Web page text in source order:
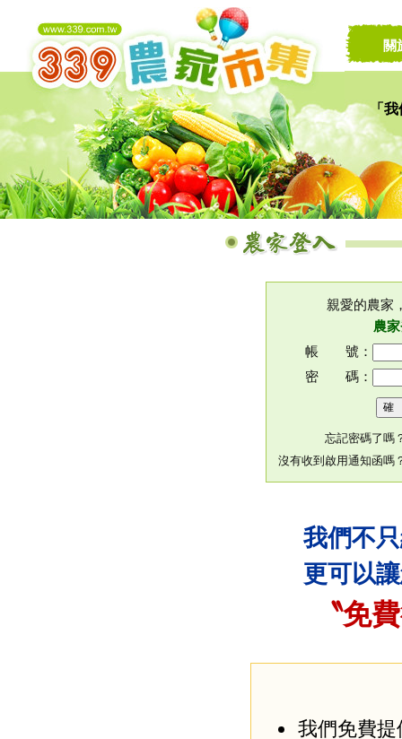
「我
讓
關
親愛的農家
農
帳 號：
密 碼：
忘記密碼了嗎
沒有收到啟用通知函嗎
我們不
更可以
〝免
我們免費